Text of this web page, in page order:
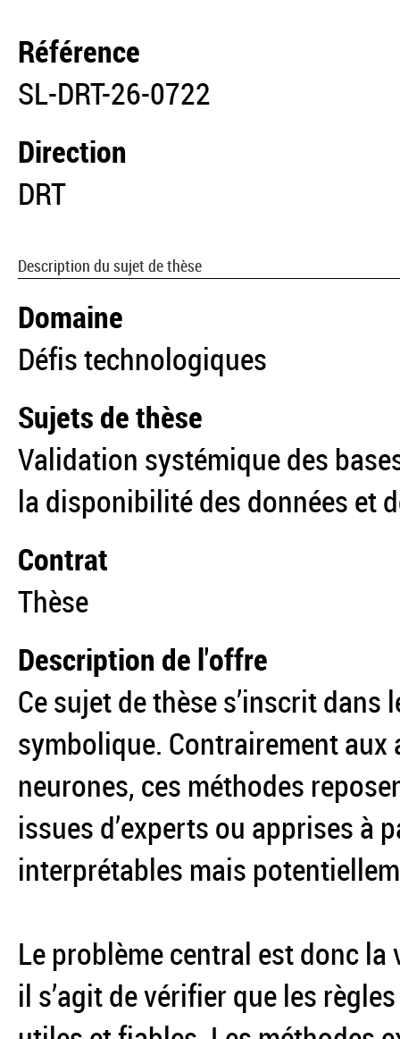
Référence
SL-DRT-26-0722
Direction
DRT
Description du sujet de thèse
Domaine
Défis technologiques
Sujets de thèse
Validation systémique des
la disponibilité des données et
Contrat
Thèse
Description de l'offre
Ce sujet de thèse s’inscrit
symbolique. Contrairement aux
neurones, ces méthodes
issues d’experts ou apprises à
interprétables mais
Le problème central est donc
il s’agit de vérifier que les